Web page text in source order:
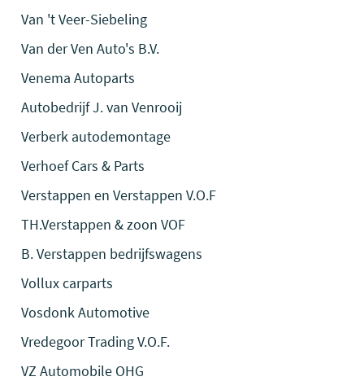
Van 't Veer-Siebeling
Van der Ven Auto's B.V.
Venema Autoparts
Autobedrijf J. van Venrooij
Verberk autodemontage
Verhoef Cars & Parts
Verstappen en Verstappen V.O.F
TH.Verstappen & zoon VOF
B. Verstappen bedrijfswagens
Vollux carparts
Vosdonk Automotive
Vredegoor Trading V.O.F.
VZ Automobile OHG